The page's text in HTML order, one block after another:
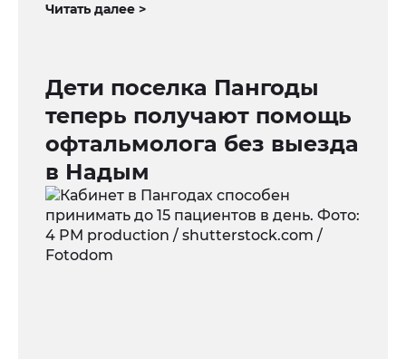
Читать далее >
Дети поселка Пангоды
теперь получают помощь
офтальмолога без выезда
в Надым